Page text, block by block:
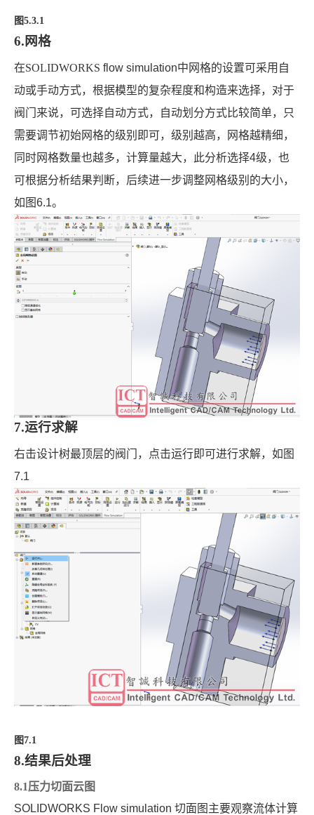
图5.3.1
6.网格
在SOLIDWORKS flow simulation中网格的设置可采用自
动或手动方式，根据模型的复杂程度和构造来选择，对于
阀门来说，可选择自动方式，自动划分方式比较简单，只
需要调节初始网格的级别即可，级别越高，网格越精细，
同时网格数量也越多，计算量越大，此分析选择4级，也
可根据分析结果判断，后续进一步调整网格级别的大小，
如图6.1。
7.运行求解
右击设计树最顶层的阀门，点击运行即可进行求解，如图
7.1
图7.1
8.结果后处理
8.1压力切面云图
SOLIDWORKS Flow simulation 切面图主要观察流体计算